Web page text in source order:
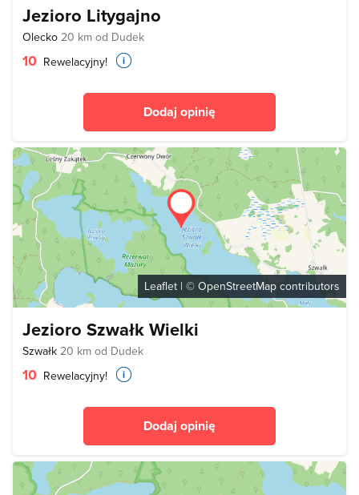
Jezioro Litygajno
Olecko 20 km od Dudek
10 Rewelacyjny!
Dodaj opinię
Leaflet | © OpenStreetMap contributors
Jezioro Szwałk Wielki
Szwałk 20 km od Dudek
10 Rewelacyjny!
Dodaj opinię